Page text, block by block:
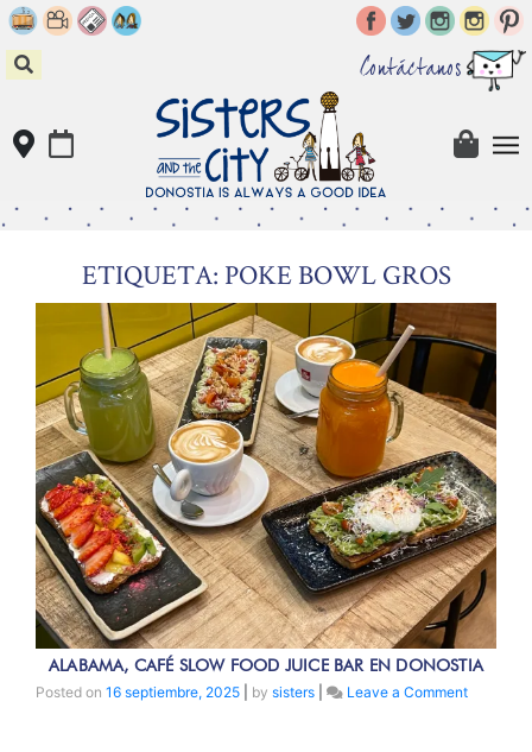
Skip
to
content
Contáctanos
ETIQUETA: POKE BOWL GROS
ALABAMA, CAFÉ SLOW FOOD JUICE BAR EN DONOSTIA
Posted on 16 septiembre, 2025 by sisters Leave a Commenton